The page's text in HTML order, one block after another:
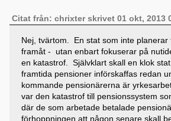
Citat från: chrixter skrivet 01 okt, 2013
Nej, tvärtom. En stat som inte planerar
framåt - utan enbart fokuserar på
en katastrof. Självklart skall en klok
framtida pensioner införskaffas redan
kommande pensionärerna är
var den katastrof till pensionssystem
där de som arbetade betalade
förhoppningen att någon senare skall